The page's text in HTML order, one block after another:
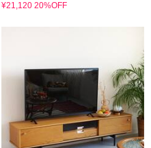
¥21,120 20%OFF